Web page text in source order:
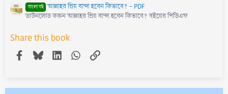
বাংলা বই আল্লাহর প্রিয় বান্দা হবেন কিভাবে? - PDF
ডাউনলোড করুন আল্লাহর প্রিয় বান্দা হবেন কিভাবে? বইয়ের পিডিএফ
Share this book
Facebook
BlueskyLinkedInWhatsApp
Link